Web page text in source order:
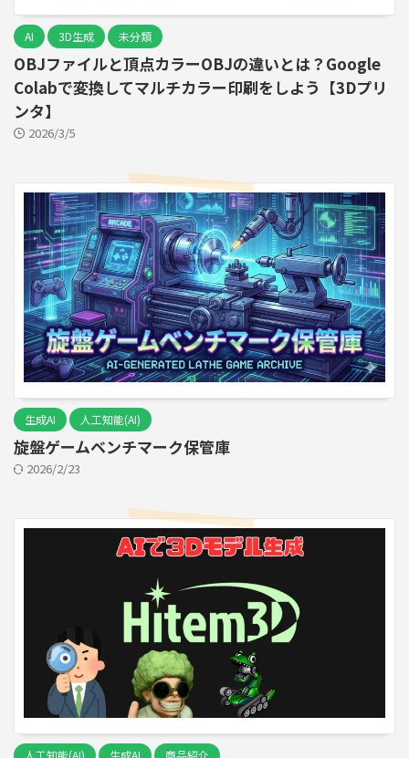
AI 3D生成 未分類
OBJファイルと頂点カラーOBJの違いとは？Google
Colabで変換してマルチカラー印刷をしよう【3Dプリ
ンタ】
2026/3/5
生成AI 人工知能(AI)
旋盤ゲームベンチマーク保管庫
2026/2/23
人工知能(AI) 生成AI 商品紹介